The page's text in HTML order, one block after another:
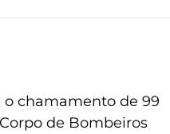
o chamamento de 99
de Bombeiros